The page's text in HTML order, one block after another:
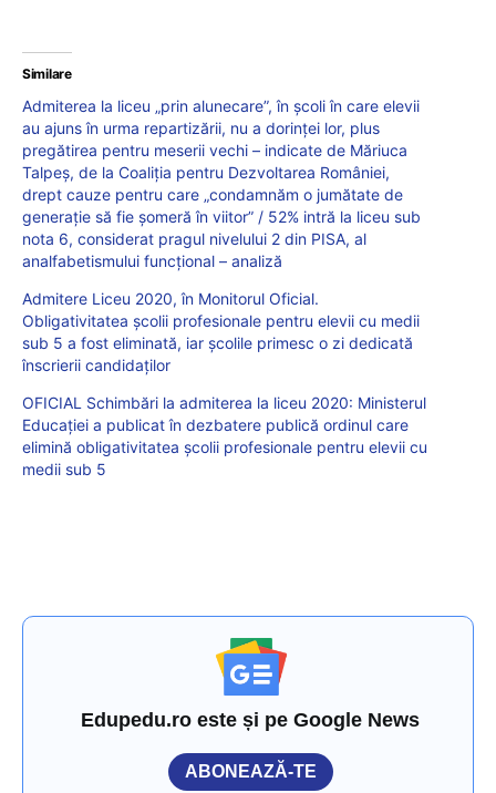
Similare
Admiterea la liceu „prin alunecare”, în școli în care elevii
au ajuns în urma repartizării, nu a dorinței lor, plus
pregătirea pentru meserii vechi – indicate de Măriuca
Talpeș, de la Coaliția pentru Dezvoltarea României,
drept cauze pentru care „condamnăm o jumătate de
generație să fie șomeră în viitor” / 52% intră la liceu sub
nota 6, considerat pragul nivelului 2 din PISA, al
analfabetismului funcțional – analiză
Admitere Liceu 2020, în Monitorul Oficial.
Obligativitatea școlii profesionale pentru elevii cu medii
sub 5 a fost eliminată, iar școlile primesc o zi dedicată
înscrierii candidaților
OFICIAL Schimbări la admiterea la liceu 2020: Ministerul
Educației a publicat în dezbatere publică ordinul care
elimină obligativitatea școlii profesionale pentru elevii cu
medii sub 5
Edupedu.ro este și pe Google News
ABONEAZĂ-TE